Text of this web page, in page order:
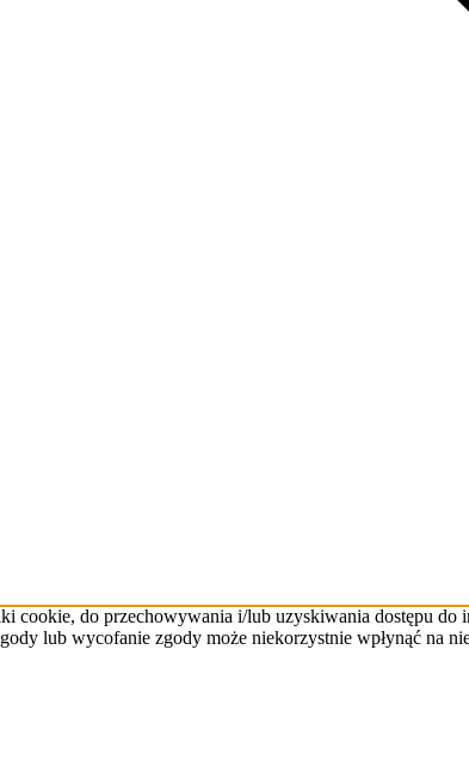
cookie, do przechowywania i/lub uzyskiwania dostępu
lub wycofanie zgody może niekorzystnie wpłynąć na